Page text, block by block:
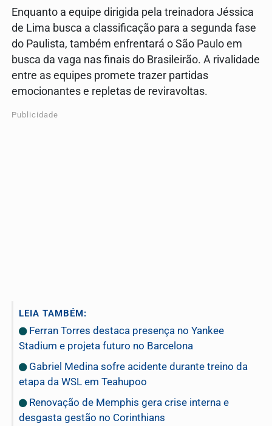
Enquanto a equipe dirigida pela treinadora Jéssica
de Lima busca a classificação para a segunda fase
do Paulista, também enfrentará o São Paulo em
busca da vaga nas finais do Brasileirão. A rivalidade
entre as equipes promete trazer partidas
emocionantes e repletas de reviravoltas.
Publicidade
LEIA TAMBÉM:
Ferran Torres destaca presença no Yankee
Stadium e projeta futuro no Barcelona
Gabriel Medina sofre acidente durante treino da
etapa da WSL em Teahupoo
Renovação de Memphis gera crise interna e
desgasta gestão no Corinthians